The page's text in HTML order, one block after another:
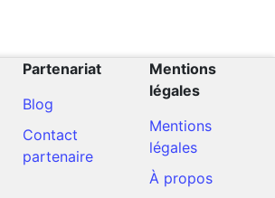
Partenariat
Blog
Contact
partenaire
Mentions
légales
Mentions
légales
À propos